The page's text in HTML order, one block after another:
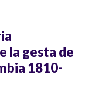
la gesta de
1810-